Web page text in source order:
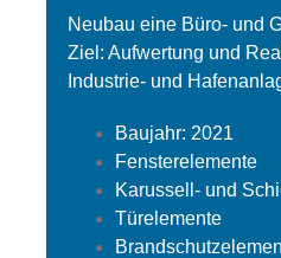
Neubau eine Büro- und
Ziel: Aufwertung und
Industrie- und
Baujahr: 2021
Fensterelemente
Karussell- und
Türelemente